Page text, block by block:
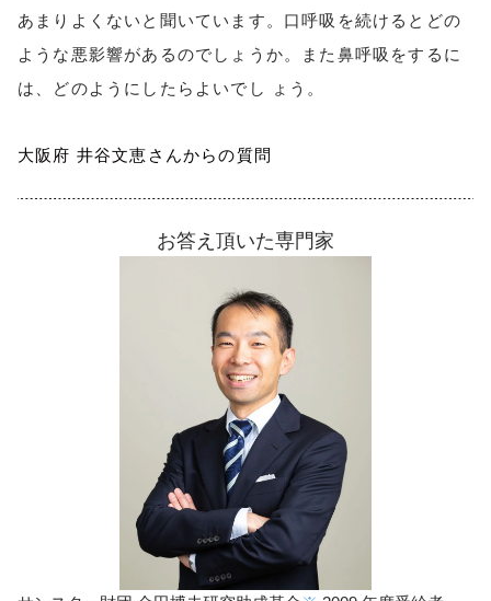
あまりよくないと聞いています。口呼吸を続けるとどの
ような悪影響があるのでしょうか。また鼻呼吸をするに
は、どのようにしたらよいでし ょう。
大阪府 井谷文恵さんからの質問
お答え頂いた専門家